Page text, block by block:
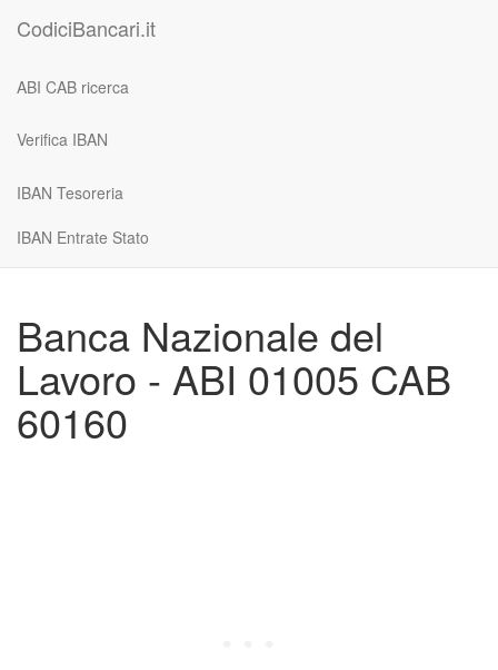
CodiciBancari.it
ABI CAB ricerca
Verifica IBAN
IBAN Tesoreria
IBAN Entrate Stato
Banca Nazionale del
Lavoro - ABI 01005 CAB
60160